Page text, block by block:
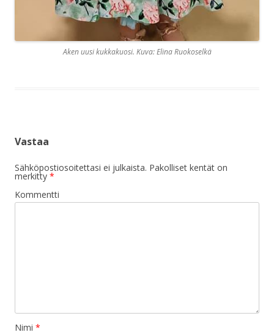
Aken uusi kukkakuosi. Kuva: Elina Ruokoselkä
Vastaa
Sähköpostiosoitettasi ei julkaista. Pakolliset kentät on
merkitty *
Kommentti
Nimi *